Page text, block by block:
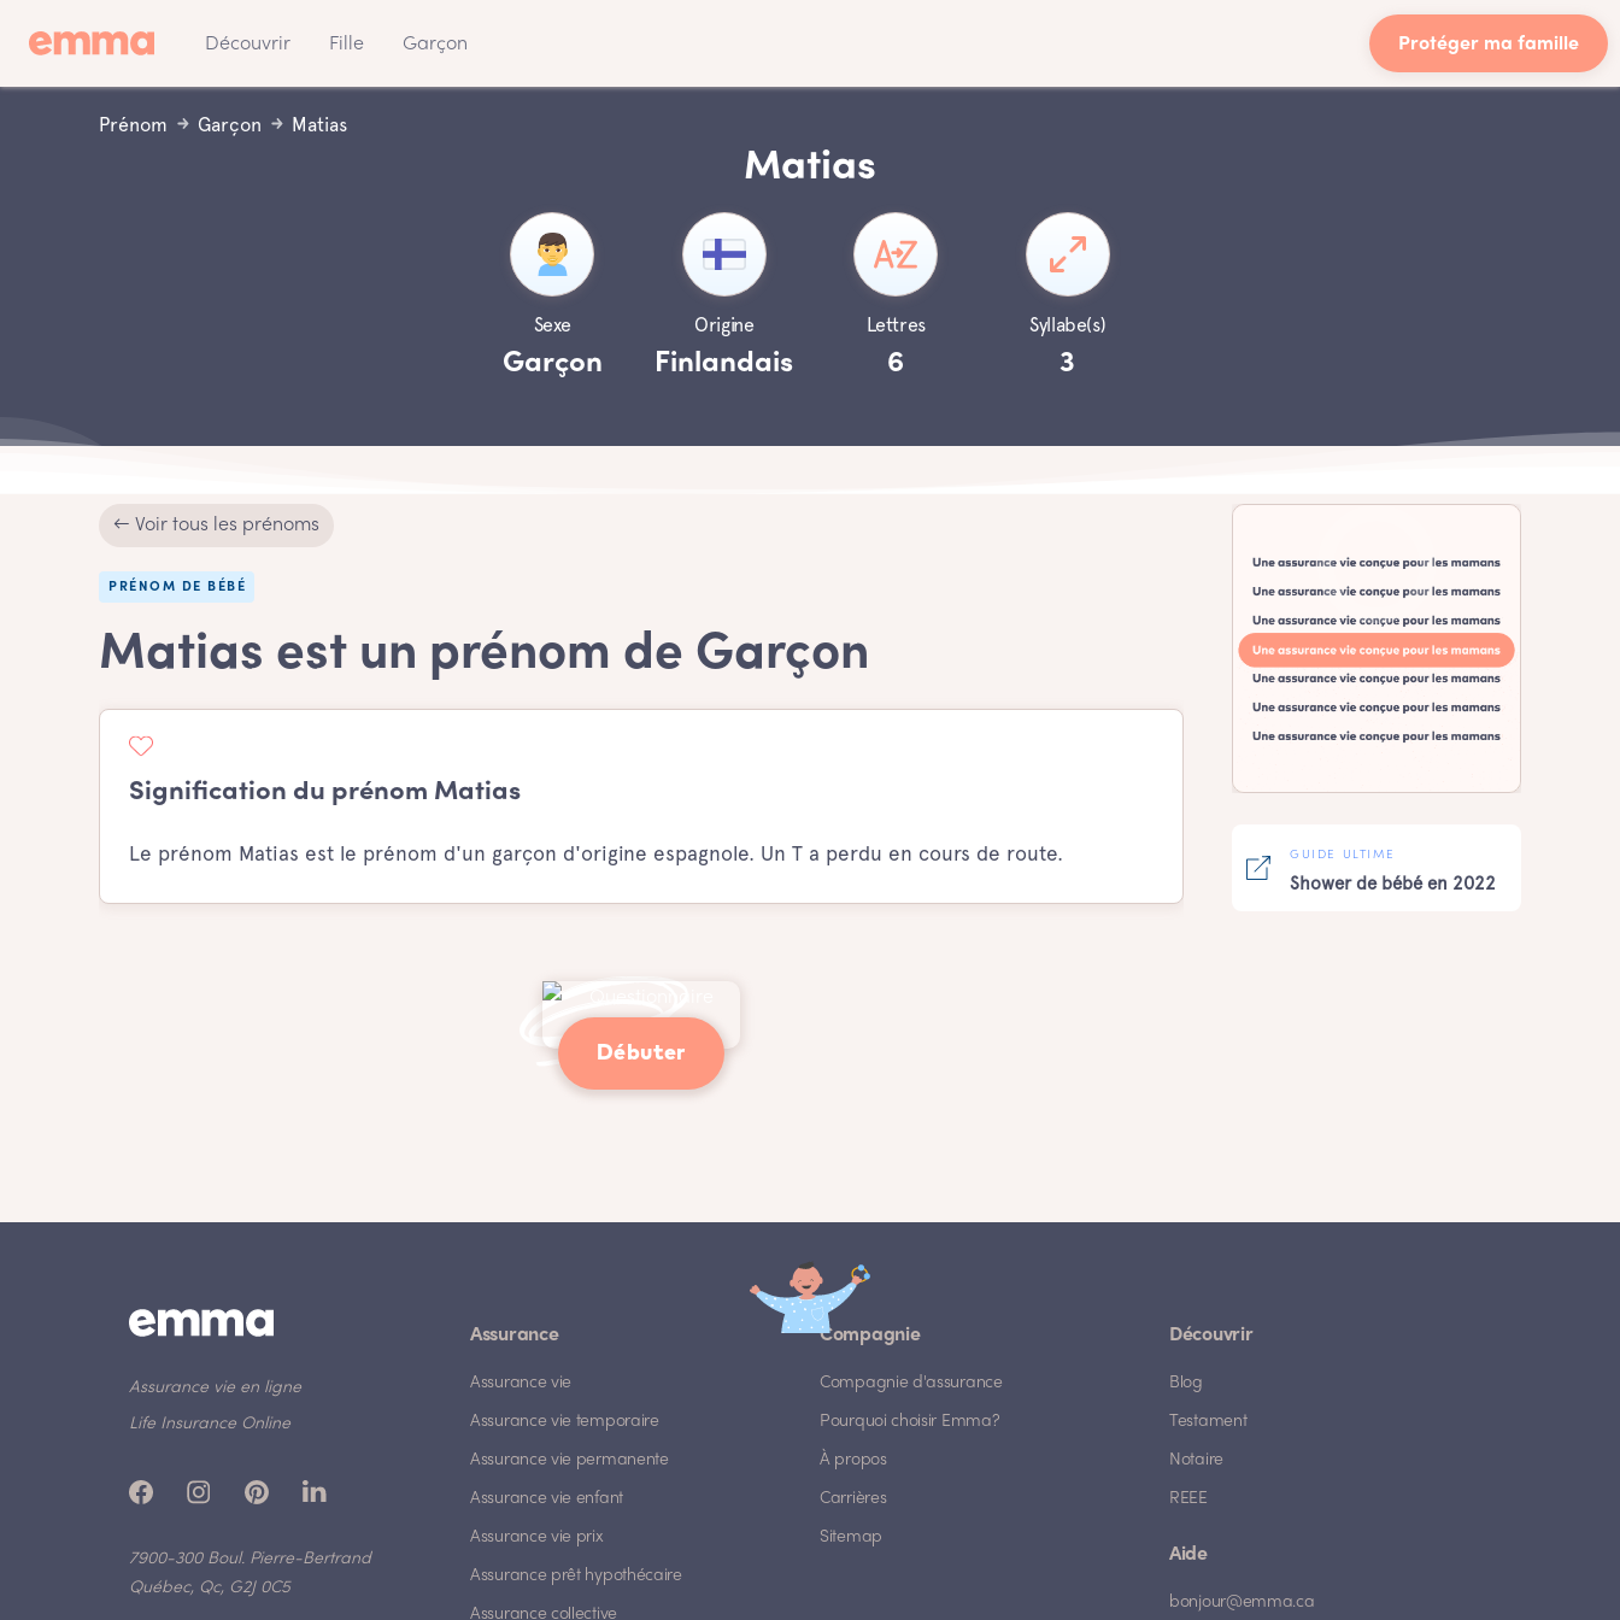
Découvrir Fille Garçon Protéger ma famille
Prénom Garçon Matias
Matias
Sexe
Garçon
Origine
Finlandais
Lettres
6
Syllabe(s)
3
← Voir tous les prénoms
PRÉNOM DE BÉBÉ
Matias est un prénom de Garçon
Signification du prénom Matias
Le prénom Matias est le prénom d'un garçon d'origine espagnole. Un T a perdu en cours de route.
Débuter
GUIDE ULTIME
Shower de bébé en 2022
Assurance vie en ligne
Life Insurance Online
7900-300 Boul. Pierre-Bertrand
Québec, Qc, G2J 0C5
Assurance
Assurance vie
Assurance vie temporaire
Assurance vie permanente
Assurance vie enfant
Assurance vie prix
Assurance prêt hypothécaire
Assurance collective
Compagnie
Compagnie d'assurance
Pourquoi choisir Emma?
À propos
Carrières
Sitemap
Découvrir
Blog
Testament
Notaire
REEE
Aide
bonjour@emma.ca